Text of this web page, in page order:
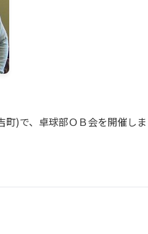
)で、卓球部ＯＢ会を開催しま